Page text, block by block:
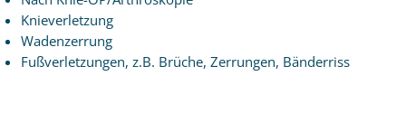
Knieverletzung
Wadenzerrung
Fußverletzungen, z.B. Brüche, Zerrungen, Bänderriss